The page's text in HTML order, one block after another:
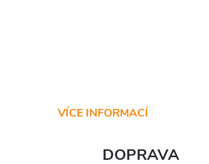
VÍCE INFORMACÍ
DOPRAVA